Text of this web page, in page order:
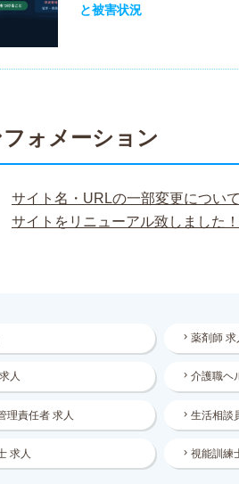
と被害状況
ォメーション
サイト名・URLの一部変更について
サイトをリニューアル致しました！
薬剤師 求
人 介護職ヘ
理責任者 求人 生活相談
求人 視能訓練